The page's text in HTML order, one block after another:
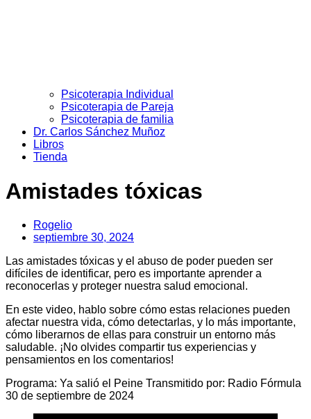
Psicoterapia Individual
Psicoterapia de Pareja
Psicoterapia de familia
Dr. Carlos Sánchez Muñoz
Libros
Tienda
Amistades tóxicas
Rogelio
septiembre 30, 2024
Las amistades tóxicas y el abuso de poder pueden ser
difíciles de identificar, pero es importante aprender a
reconocerlas y proteger nuestra salud emocional.
En este video, hablo sobre cómo estas relaciones pueden
afectar nuestra vida, cómo detectarlas, y lo más importante,
cómo liberarnos de ellas para construir un entorno más
saludable. ¡No olvides compartir tus experiencias y
pensamientos en los comentarios!
Programa: Ya salió el Peine Transmitido por: Radio Fórmula
30 de septiembre de 2024